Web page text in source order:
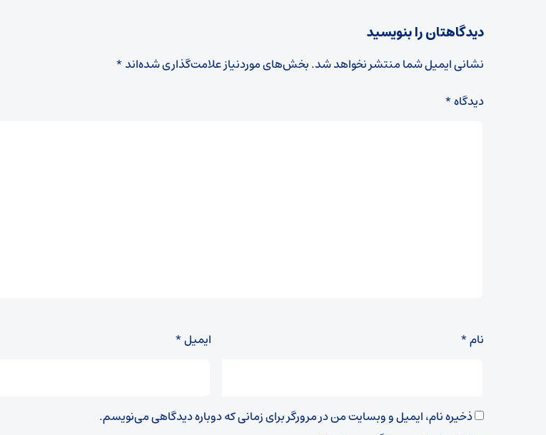
دیدگاهتان را بنویسید
نشانی ایمیل شما منتشر نخواهد شد.بخش‌های موردنیاز علامت‌گذاری شده‌اند*
دیدگاه*
نام* ایمیل*
ذخیره نام، ایمیل و وبسایت من در مرورگر برای زمانی که دوباره دیدگاهی می‌نویسم.